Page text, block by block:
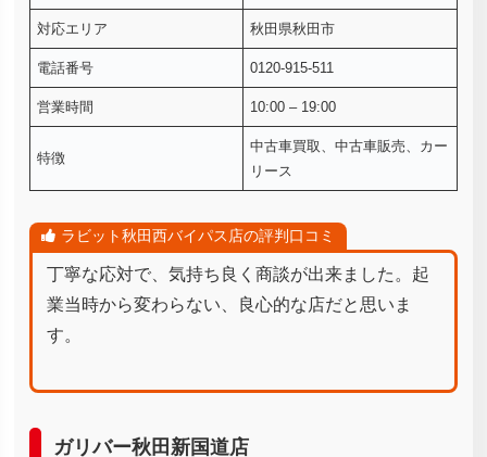
対応エリア 秋田県秋田市
電話番号 0120-915-511
営業時間 10:00 – 19:00
特徴
中古車買取、中古車販売、カー
リース
ラビット秋田西バイパス店の評判口コミ
丁寧な応対で、気持ち良く商談が出来ました。起
業当時から変わらない、良心的な店だと思いま
す。
ガリバー秋田新国道店